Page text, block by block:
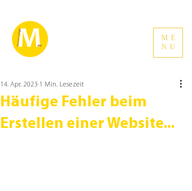
ME
NU
Häufige Fehler beim
Erstellen einer Website...
14. Apr. 2023 1 Min. Lesezeit